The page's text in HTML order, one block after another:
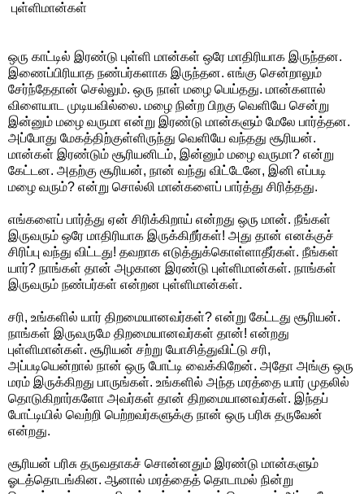
புள்ளிமான்கள்
ஒரு காட்டில் இரண்டு புள்ளி மான்கள் ஒரே மாதிரியாக இருந்தன.
இணைப்பிரியாத நண்பர்களாக இருந்தன. எங்கு சென்றாலும்
சேர்ந்தேதான் செல்லும். ஒரு நாள் மழை பெய்தது. மான்களால்
விளையாட முடியவில்லை. மழை நின்ற பிறகு வெளியே சென்று
இன்னும் மழை வருமா என்று இரண்டு மான்களும் மேலே பார்த்தன.
அப்போது மேகத்திற்குள்ளிருந்து வெளியே வந்தது சூரியன்.
மான்கள் இரண்டும் சூரியனிடம், இன்னும் மழை வருமா? என்று
கேட்டன. அதற்கு சூரியன், நான் வந்து விட்டேனே, இனி எப்படி
மழை வரும்? என்று சொல்லி மான்களைப் பார்த்து சிரித்தது.
எங்களைப் பார்த்து ஏன் சிரிக்கிறாய் என்றது ஒரு மான். நீங்கள்
இருவரும் ஒரே மாதிரியாக இருக்கிறீர்கள்! அது தான் எனக்குச்
சிரிப்பு வந்து விட்டது! தவறாக எடுத்துக்கொள்ளாதீர்கள். நீங்கள்
யார்? நாங்கள் தான் அழகான இரண்டு புள்ளிமான்கள். நாங்கள்
இருவரும் நண்பர்கள் என்றன புள்ளிமான்கள்.
சரி, உங்களில் யார் திறமையானவர்கள்? என்று கேட்டது சூரியன்.
நாங்கள் இருவருமே திறமையானவர்கள் தான்! என்றது
புள்ளிமான்கள். சூரியன் சற்று யோசித்துவிட்டு சரி,
அப்படியென்றால் நான் ஒரு போட்டி வைக்கிறேன். அதோ அங்கு ஒரு
மரம் இருக்கிறது பாருங்கள். உங்களில் அந்த மரத்தை யார் முதலில்
தொடுகிறார்களோ அவர்கள் தான் திறமையானவர்கள். இந்தப்
போட்டியில் வெற்றி பெற்றவர்களுக்கு நான் ஒரு பரிசு தருவேன்
என்றது.
சூரியன் பரிசு தருவதாகச் சொன்னதும் இரண்டு மான்களும்
ஓடத்தொடங்கின. ஆனால் மரத்தைத் தொடாமல் நின்று